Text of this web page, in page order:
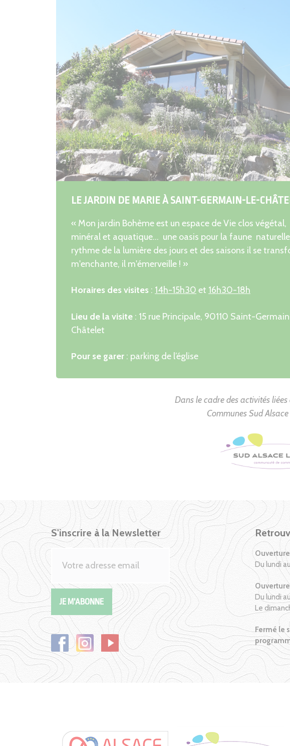
LE JARDIN DE MARIE À SAINT-GERMAIN-LE-
« Mon jardin Bohème est un espace de Vie clos végétal,
minéral et aquatique... une oasis pour la faune
rythme de la lumière des jours et des saisons il se
m'enchante, il m'émerveille ! »
Horaires des visites : 14h-15h30 et 16h30-18h
Lieu de la visite : 15 rue Principale, 90110 Saint-
Châtelet
Pour se garer : parking de l’église
Dans le cadre des activités
Communes Sud
S'inscrire à la Newsletter
Du lundi
Du lundi
Le
Fermé le